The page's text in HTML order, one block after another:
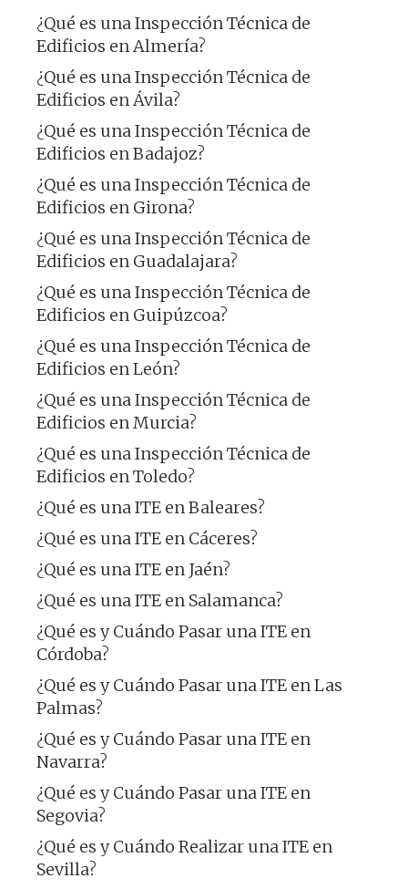
¿Qué es una Inspección Técnica de
Edificios en Almería?
¿Qué es una Inspección Técnica de
Edificios en Ávila?
¿Qué es una Inspección Técnica de
Edificios en Badajoz?
¿Qué es una Inspección Técnica de
Edificios en Girona?
¿Qué es una Inspección Técnica de
Edificios en Guadalajara?
¿Qué es una Inspección Técnica de
Edificios en Guipúzcoa?
¿Qué es una Inspección Técnica de
Edificios en León?
¿Qué es una Inspección Técnica de
Edificios en Murcia?
¿Qué es una Inspección Técnica de
Edificios en Toledo?
¿Qué es una ITE en Baleares?
¿Qué es una ITE en Cáceres?
¿Qué es una ITE en Jaén?
¿Qué es una ITE en Salamanca?
¿Qué es y Cuándo Pasar una ITE en
Córdoba?
¿Qué es y Cuándo Pasar una ITE en Las
Palmas?
¿Qué es y Cuándo Pasar una ITE en
Navarra?
¿Qué es y Cuándo Pasar una ITE en
Segovia?
¿Qué es y Cuándo Realizar una ITE en
Sevilla?